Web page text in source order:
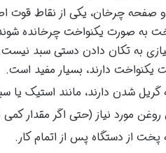
صفحه چرخان، یکی از نقاط قوت
به صورت یکنواخت چرخانده
به تکان دادن دستی سبد
یکنواخت دارند، بسیار مفید است.
شدن دارند، مانند استیک یا
روغن مورد نیاز (حتی اگر مقدار
از دستگاه پس از اتمام کار.